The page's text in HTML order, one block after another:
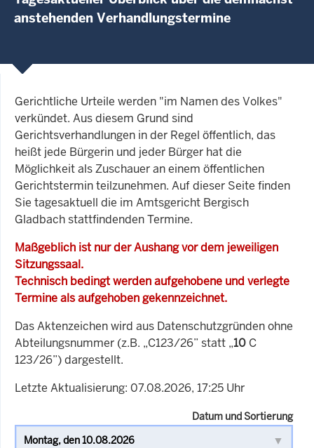
anstehenden Verhandlungstermine
Gerichtliche Urteile werden "im Namen des Volkes"
verkündet. Aus diesem Grund sind
Gerichtsverhandlungen in der Regel öffentlich, das
heißt jede Bürgerin und jeder Bürger hat die
Möglichkeit als Zuschauer an einem öffentlichen
Gerichtstermin teilzunehmen. Auf dieser Seite finden
Sie tagesaktuell die im Amtsgericht Bergisch
Gladbach stattfindenden Termine.
Maßgeblich ist nur der Aushang vor dem jeweiligen
Sitzungssaal.
Technisch bedingt werden aufgehobene und verlegte
Termine als aufgehoben gekennzeichnet.
Das Aktenzeichen wird aus Datenschutzgründen ohne
Abteilungsnummer (z.B. „C123/26” statt „10 C
123/26”) dargestellt.
Letzte Aktualisierung: 07.08.2026, 17:25 Uhr
Datum und Sortierung